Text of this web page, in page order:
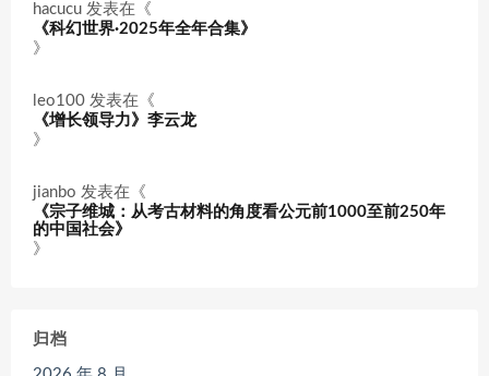
hacucu 发表在《
《科幻世界·2025年全年合集》
》
leo100 发表在《
《增长领导力》李云龙
》
jianbo 发表在《
《宗子维城：从考古材料的角度看公元前1000至前250年
的中国社会》
》
归档